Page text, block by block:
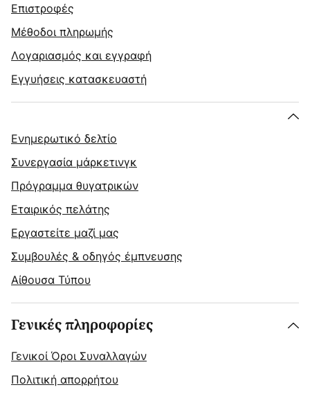
Επιστροφές
Μέθοδοι πληρωμής
Λογαριασμός και εγγραφή
Εγγυήσεις κατασκευαστή
Ενημερωτικό δελτίο
Συνεργασία μάρκετινγκ
Πρόγραμμα θυγατρικών
Εταιρικός πελάτης
Εργαστείτε μαζί μας
Συμβουλές & οδηγός έμπνευσης
Αίθουσα Τύπου
Γενικές πληροφορίες
Γενικοί Όροι Συναλλαγών
Πολιτική απορρήτου